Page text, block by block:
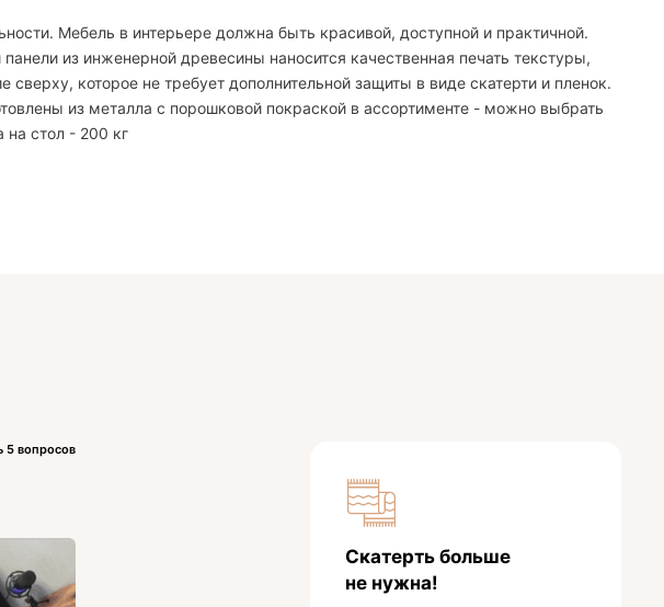
Мебель в интерьере должна быть красивой, доступной и практичной.
из инженерной древесины наносится качественная печать текстуры,
которое не требует дополнительной защиты в виде скатерти и пленок.
из металла с порошковой покраской в ассортименте - можно выбрать
на стол - 200 кг
5 вопросов
Скатерть больше
не нужна!